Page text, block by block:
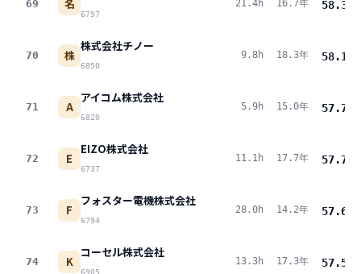
69 名
6797
21.4h 16.7年 58.3
70 株
株式会社チノー
6850
9.8h 18.3年 58.1
71 A
アイコム株式会社
6820
5.9h 15.0年 57.7
72 E
EIZO株式会社
6737
11.1h 17.7年 57.7
73 F
フォスター電機株式会社
6794
28.0h 14.2年 57.6
74 K
コーセル株式会社
6905
13.3h 17.3年 57.5